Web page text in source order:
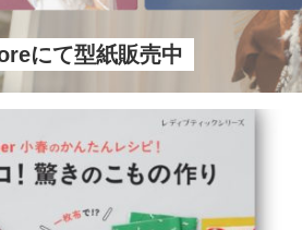
にて型紙販売中